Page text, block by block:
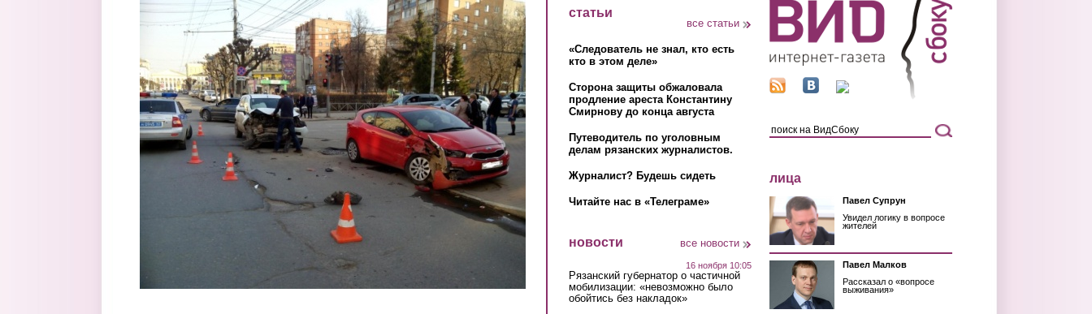
Перейти к основному содержанию статьи
все статьи
«Следователь не знал, кто есть
кто в этом деле»
Сторона защиты обжаловала
продление ареста Константину
Смирнову до конца августа
Путеводитель по уголовным
делам рязанских журналистов.
Журналист? Будешь сидеть
Читайте нас в «Телеграме»
новости все новости
16 ноября 10:05
Рязанский губернатор о частичной
мобилизации: «невозможно было
обойтись без накладок»
лица
Павел Супрун
Увидел логику в вопросе
жителей
Павел Малков
Рассказал о «вопросе
выживания»